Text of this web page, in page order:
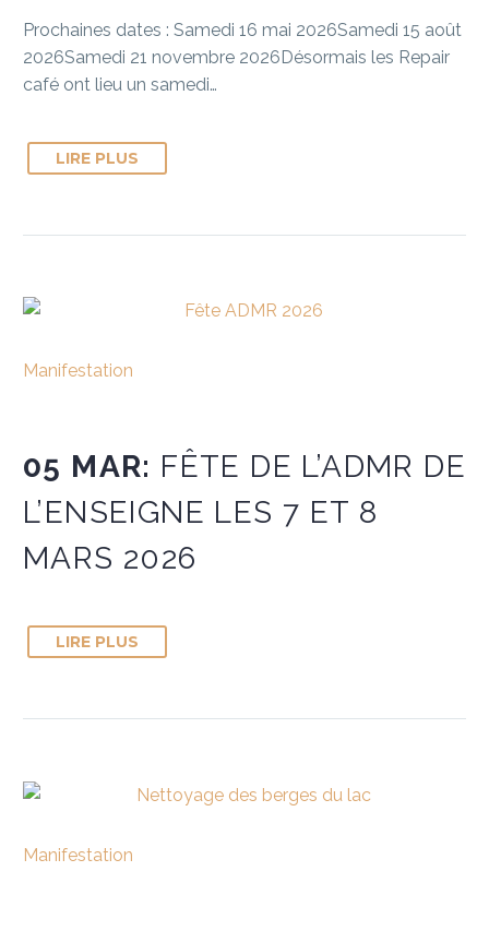
Prochaines dates : Samedi 16 mai 2026Samedi 15 août
2026Samedi 21 novembre 2026Désormais les Repair
café ont lieu un samedi…
LIRE PLUS
Manifestation
05 MAR: FÊTE DE L’ADMR DE
L’ENSEIGNE LES 7 ET 8
MARS 2026
LIRE PLUS
Manifestation